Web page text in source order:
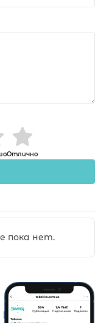
Отлично
пока нет.